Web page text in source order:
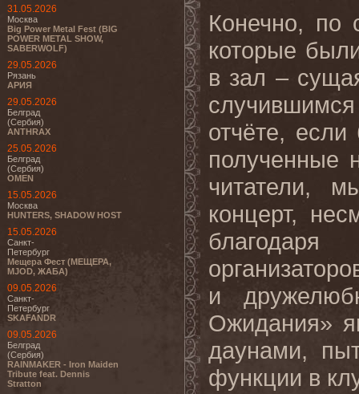
31.05.2026
Москва
Big Power Metal Fest (BIG
POWER METAL SHOW,
SABERWOLF)
29.05.2026
Рязань
АРИЯ
29.05.2026
Белград
(Сербия)
ANTHRAX
25.05.2026
Белград
(Сербия)
OMEN
15.05.2026
Москва
HUNTERS, SHADOW HOST
15.05.2026
Санкт-
Петербург
Мещера Фест (МЕЩЕРА,
MJOD, ЖАБА)
09.05.2026
Санкт-
Петербург
SKAFANDR
09.05.2026
Белград
(Сербия)
RAINMAKER - Iron Maiden
Tribute feat. Dennis
Stratton
Конечно, по
которые
в зал –
отчёте,
полученные
читатели,
концерт,
благодаря
и
Ожидания»
даунами,
функции в